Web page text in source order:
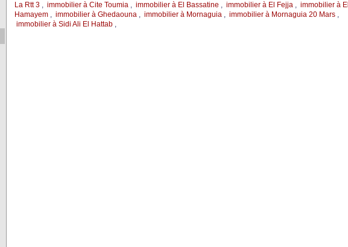
La Rtt 3, immobilier à Cite Toumia, immobilier à El Bassatine , immobilier à El Fejja, immobilier à El
Hamayem, immobilier à Ghedaouna, immobilier à Mornaguia, immobilier à Mornaguia 20 Mars,
immobilier à Sidi Ali El Hattab,